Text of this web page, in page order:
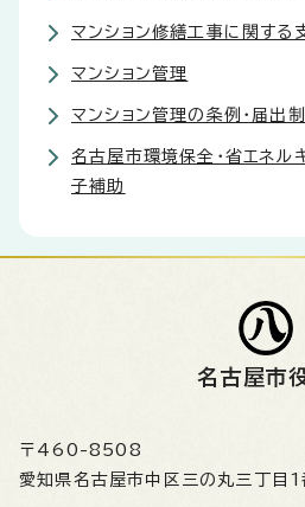
マンション修繕工事に関する
マンション管理
マンション管理の条例・届出
名古屋市環境保全・省エネル
子補助
名古屋市
〒460-8508
愛知県名古屋市中区三の丸三丁目